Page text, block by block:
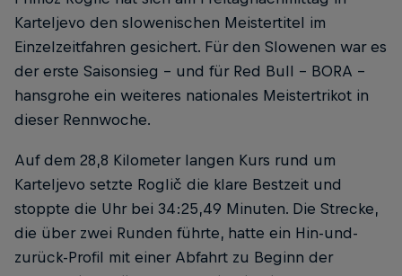
Karteljevo den slowenischen Meistertitel im
Einzelzeitfahren gesichert. Für den Slowenen war es
der erste Saisonsieg – und für Red Bull – BORA –
hansgrohe ein weiteres nationales Meistertrikot in
dieser Rennwoche.
Auf dem 28,8 Kilometer langen Kurs rund um
Karteljevo setzte Roglič die klare Bestzeit und
stoppte die Uhr bei 34:25,49 Minuten. Die Strecke,
die über zwei Runden führte, hatte ein Hin-und-
zurück-Profil mit einer Abfahrt zu Beginn der